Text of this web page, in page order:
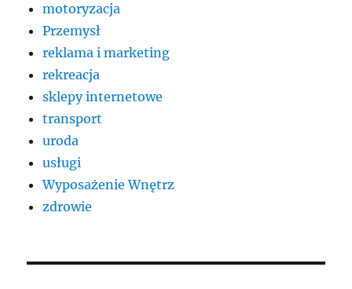
motoryzacja
Przemysł
reklama i marketing
rekreacja
sklepy internetowe
transport
uroda
usługi
Wyposażenie Wnętrz
zdrowie